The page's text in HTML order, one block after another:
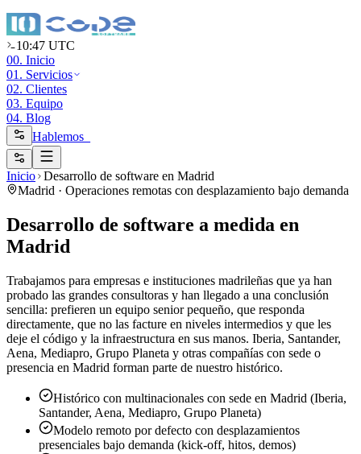
10:47 UTC
00. Inicio
01. Servicios
02. Clientes
03. Equipo
04. Blog
Hablemos_
Inicio Desarrollo de software en Madrid
Madrid · Operaciones remotas con desplazamiento bajo demanda
Desarrollo de software a medida en
Madrid
Trabajamos para empresas e instituciones madrileñas que ya han
probado las grandes consultoras y han llegado a una conclusión
sencilla: prefieren un equipo senior pequeño, que responda
directamente, que no las facture en niveles intermedios y que les
deje el código y la infraestructura en sus manos. Iberia, Santander,
Aena, Mediapro, Grupo Planeta y otras compañías con sede o
presencia en Madrid forman parte de nuestro histórico.
Histórico con multinacionales con sede en Madrid (Iberia,
Santander, Aena, Mediapro, Grupo Planeta)
Modelo remoto por defecto con desplazamientos
presenciales bajo demanda (kick-off, hitos, demos)